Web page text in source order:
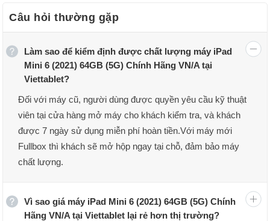
Đánh giá iPad Mini 6 (2021) 64GB 5G Chính Hãng
Đánh giá thiết kế iPad Mini 6
Về thiết kế, iPad Mini 6 được trình làng với 1 ngoại hình mới tinh, là
1 cuộc đại "trùng tu" triệt để từ khung viền, màn hình, camera đến
màu sắc, hiệu năng. Theo đó iPad Mini 6 có khung máy vuông vức
2020phiên bản nhỏ.
Câu hỏi thường gặp
Làm sao để kiểm định được chất lượng máy iPad
Mini 6 (2021) 64GB (5G) Chính Hãng VN/A tại
Viettablet?
Đối với máy cũ, người dùng được quyền yêu cầu kỹ thuật
viên tại cửa hàng mở máy cho khách kiểm tra, và khách
được 7 ngày sử dụng miễn phí hoàn tiền.Với máy mới
Fullbox thì khách sẽ mở hộp ngay tại chỗ, đảm bảo máy
chất lượng.
Vì sao giá máy iPad Mini 6 (2021) 64GB (5G) Chính
Hãng VN/A tại Viettablet lại rẻ hơn thị trường?